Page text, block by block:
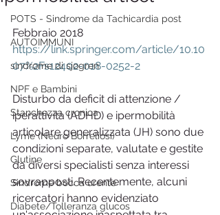
POTS - Sindrome da Tachicardia post
AUTOIMMUNI
sindrome di sjogren
NPF e Bambini
Stanchezza cronica
Lyme (Neuro Borreliosi)
Glutine
Sindrome bocca urente
Diabete/Tolleranza glucos
Febbraio 2018
https://link.springer.com/article/10.10
07%2Fs12402-018-0252-2
Disturbo da deficit di attenzione /
iperattività (ADHD) e ipermobilità
articolare generalizzata (JH) sono due
condizioni separate, valutate e gestite
da diversi specialisti senza interessi
sovrapposti. Recentemente, alcuni
ricercatori hanno evidenziato